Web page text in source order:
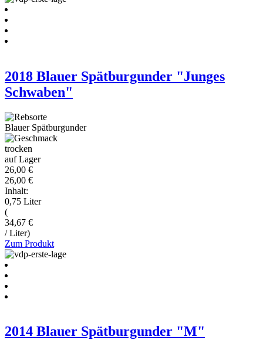
2018 Blauer Spätburgunder "Junges
Schwaben"
Blauer Spätburgunder
trocken
auf Lager
26,00 €
26,00 €
Inhalt:
0,75 Liter
(
34,67 €
/ Liter)
Zum Produkt
2014 Blauer Spätburgunder "M"